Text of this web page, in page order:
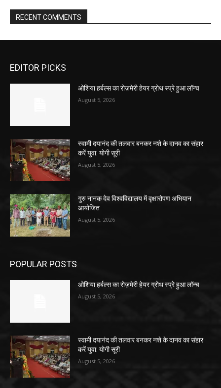
RECENT COMMENTS
EDITOR PICKS
ओशिया हर्बल्स का रोज़मेरी हेयर ग्रोथ स्प्रे हुआ लॉन्च
August 5, 2026
स्वामी दयानंद की तलवार बनकर नशे के दानव का संहार
करें युवा: योगी सूरी
August 5, 2026
गुरु नानक देव विश्वविद्यालय में वृक्षारोपण अभियान
आयोजित
August 5, 2026
POPULAR POSTS
ओशिया हर्बल्स का रोज़मेरी हेयर ग्रोथ स्प्रे हुआ लॉन्च
August 5, 2026
स्वामी दयानंद की तलवार बनकर नशे के दानव का संहार
करें युवा: योगी सूरी
August 5, 2026